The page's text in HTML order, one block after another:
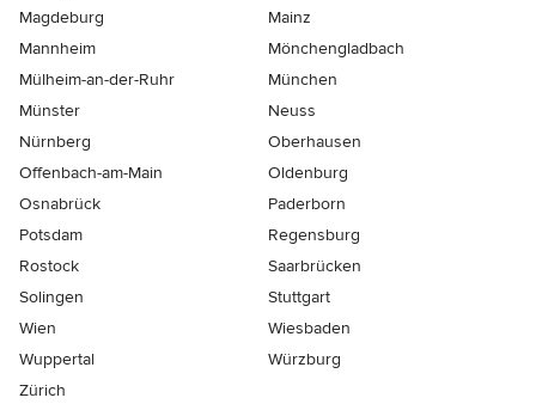
Magdeburg
Mainz
Mannheim
Mönchen­gladbach
Mülheim-an-der-Ruhr
München
Münster
Neuss
Nürnberg
Oberhausen
Offenbach-am-Main
Oldenburg
Osnabrück
Paderborn
Potsdam
Regensburg
Rostock
Saarbrücken
Solingen
Stuttgart
Wien
Wiesbaden
Wuppertal
Würzburg
Zürich